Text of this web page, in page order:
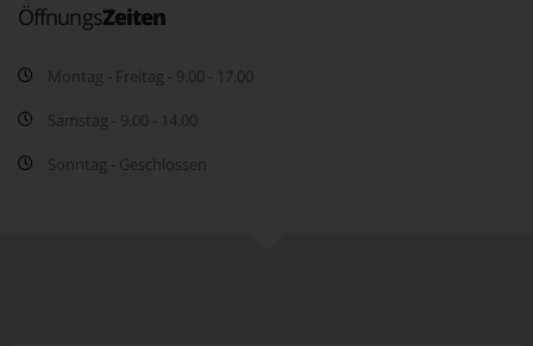
ÖffnungsZeiten
Montag - Freitag - 9.00 - 17.00
Samstag - 9.00 - 14.00
Sonntag - Geschlossen